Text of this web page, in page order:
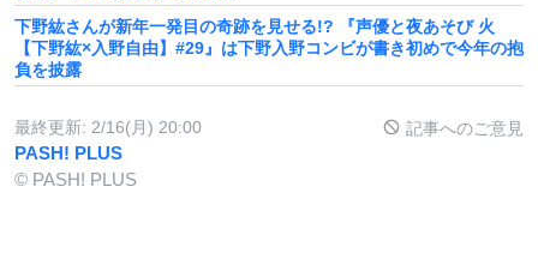
下野紘さんが新年一発目の奇跡を見せる!? 『声優と夜あそび 火
【下野紘×入野自由】#29』は下野入野コンビが書き初めで今年の抱
負を披露
最終更新: 2/16(月) 20:00 記事へのご意見
PASH! PLUS
© PASH! PLUS